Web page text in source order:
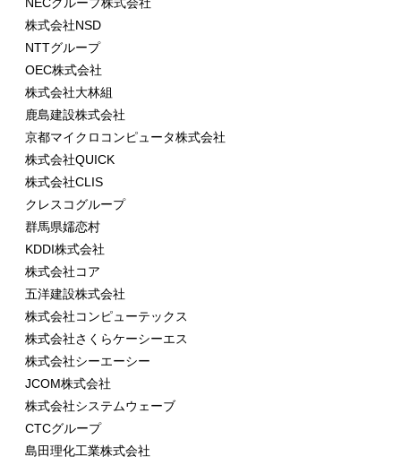
株式会社NSD
NTTグループ
OEC株式会社
株式会社大林組
鹿島建設株式会社
京都マイクロコンピュータ株式会社
株式会社QUICK
株式会社CLIS
クレスコグループ
群馬県嬬恋村
KDDI株式会社
株式会社コア
五洋建設株式会社
株式会社コンピューテックス
株式会社さくらケーシーエス
株式会社シーエーシー
JCOM株式会社
株式会社システムウェーブ
CTCグループ
島田理化工業株式会社